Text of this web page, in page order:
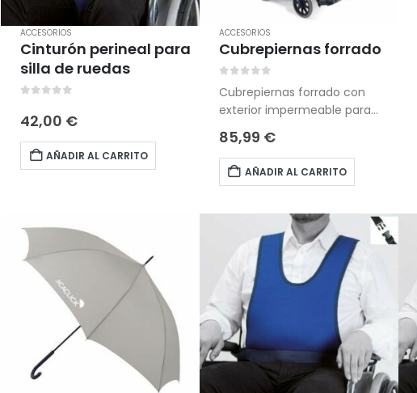
ACCESORIOS
Cinturón perineal para
silla de ruedas
42,00 €
AÑADIR AL CARRITO
ACCESORIOS
Cubrepiernas forrado
Cubrepiernas forrado con
exterior impermeable para
usuarios de sillas de ruedas
manuales.
85,99 €
AÑADIR AL CARRITO